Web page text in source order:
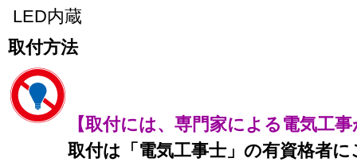
LED内蔵
取付方法
【取付には、専門家による電気工
取付は「電気工事士」の有資格者